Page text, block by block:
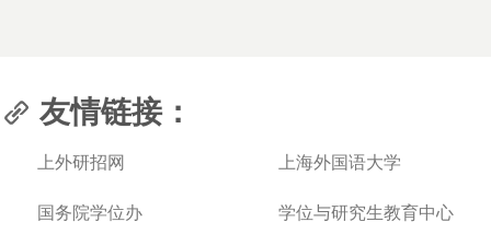
友情链接：
上外研招网 上海外国语大学
国务院学位办 学位与研究生教育中心